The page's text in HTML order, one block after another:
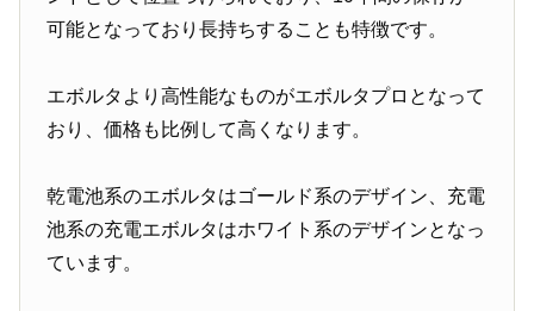
可能となっており長持ちすることも特徴です。
エボルタより高性能なものがエボルタプロとなって
おり、価格も比例して高くなります。
乾電池系のエボルタはゴールド系のデザイン、充電
池系の充電エボルタはホワイト系のデザインとなっ
ています。